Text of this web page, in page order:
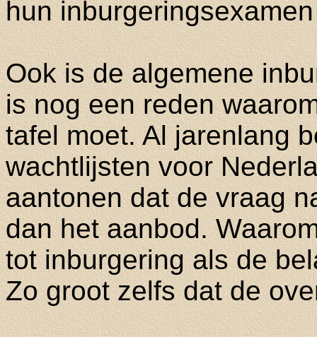
hun
Ook is de algemene
is nog een reden
tafel moet. Al jarenlang
wachtlijsten voor
aantonen dat de vraag
dan het aanbod.
tot inburgering als de
Zo groot zelfs dat de